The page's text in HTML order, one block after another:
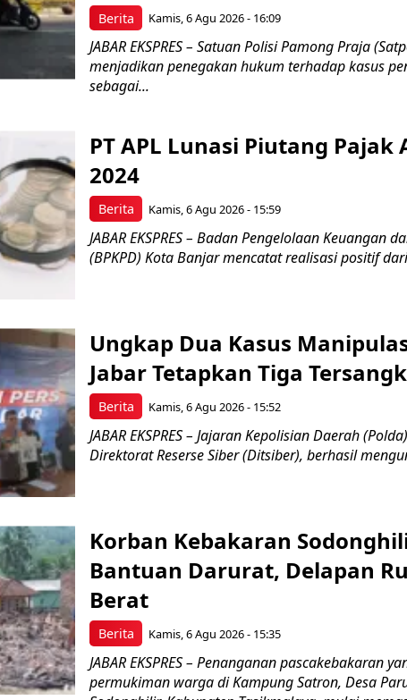
Berita Kamis, 6 Agu 2026 - 16:09
JABAR EKSPRES – Satuan Polisi Pamong Praja
menjadikan penegakan hukum terhadap kasus
sebagai...
Berita
PT APL Lunasi Piutang Pajak
2024
Kamis, 6 Agu 2026 - 15:59
JABAR EKSPRES – Badan Pengelolaan Keuangan
(BPKPD) Kota Banjar mencatat realisasi positif
Berita
Ungkap Dua Kasus
Jabar Tetapkan Tiga
Kamis, 6 Agu 2026 - 15:52
JABAR EKSPRES – Jajaran Kepolisian Daerah
Direktorat Reserse Siber (Ditsiber), berhasil
Berita
Korban Kebakaran
Bantuan Darurat, Delapan
Berat
Kamis, 6 Agu 2026 - 15:35
JABAR EKSPRES – Penanganan pascakebakaran
permukiman warga di Kampung Satron, Desa